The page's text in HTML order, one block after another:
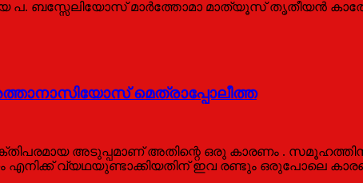
ബസ്സേലിയോസ് മാർത്തോമാ മാത്യൂസ് തൃതീയൻ
മെത്രാപ്പോലീത്ത
അടുപ്പമാണ് അതിന്റെ ഒരു കാരണം .
എനിക്ക് വ്യഥയുണ്ടാക്കിയതിന് ഇവ രണ്ടും ഒരുപോലെ